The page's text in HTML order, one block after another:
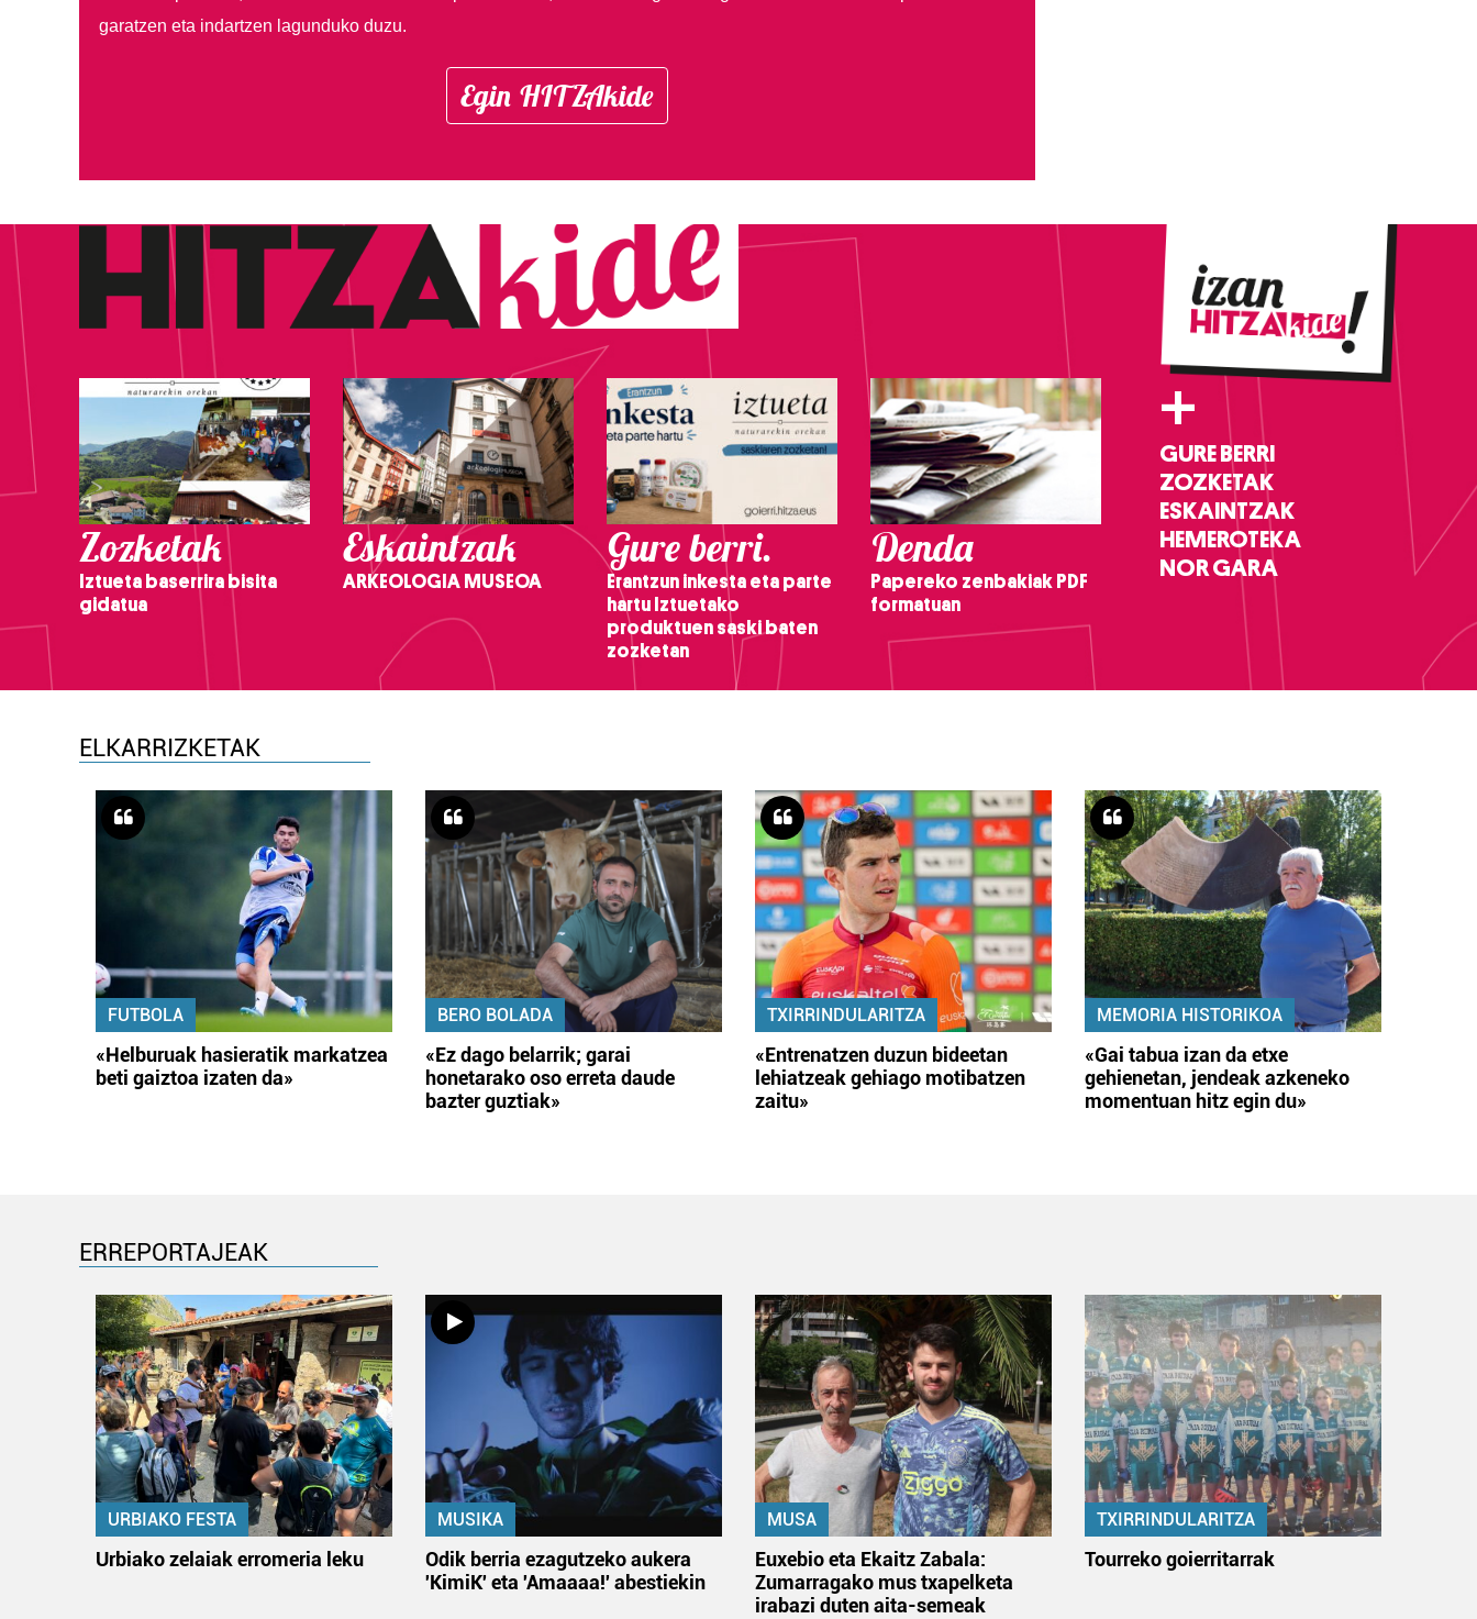
garatzen eta indartzen lagunduko duzu.
Egin HITZAkide
Zozketak
Iztueta baserrira bisita
gidatua
Eskaintzak
ARKEOLOGIA MUSEOA
Gure berri.
Erantzun inkesta eta parte
hartu Iztuetako
produktuen saski baten
zozketan
Denda
Papereko zenbakiak PDF
formatuan
+
GURE BERRI
ZOZKETAK
ESKAINTZAK
HEMEROTEKA
NOR GARA
ELKARRIZKETAK
FUTBOLA
«Helburuak hasieratik markatzea
beti gaiztoa izaten da»
BERO BOLADA
«Ez dago belarrik; garai
honetarako oso erreta daude
bazter guztiak»
TXIRRINDULARITZA
«Entrenatzen duzun bideetan
lehiatzeak gehiago motibatzen
zaitu»
MEMORIA HISTORIKOA
«Gai tabua izan da etxe
gehienetan, jendeak azkeneko
momentuan hitz egin du»
ERREPORTAJEAK
URBIAKO FESTA
Urbiako zelaiak erromeria leku
MUSIKA
Odik berria ezagutzeko aukera
'KimiK' eta 'Amaaaa!' abestiekin
MUSA
Euxebio eta Ekaitz Zabala:
Zumarragako mus txapelketa
irabazi duten aita-semeak
TXIRRINDULARITZA
Tourreko goierritarrak